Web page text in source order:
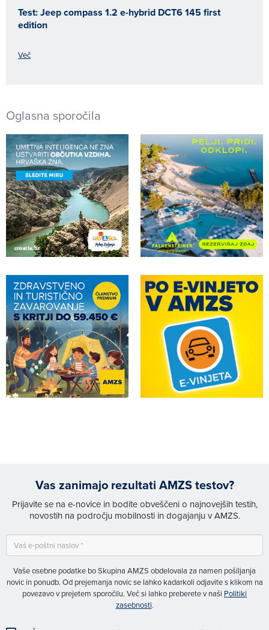
Test: Jeep compass 1.2 e-hybrid DCT6 145 first
edition
Več
Oglasna sporočila
Vas zanimajo rezultati AMZS testov?
Prijavite se na e-novice in bodite obveščeni o najnovejših testih,
novostih na področju mobilnosti in dogajanju v AMZS.
Vaše osebne podatke bo Skupina AMZS obdelovala za namen pošiljanja
novic in ponudb. Od prejemanja novic se lahko kadarkoli odjavite s klikom na
povezavo v prejetem sporočilu. Več si lahko preberete v naši Politiki
zasebnosti.